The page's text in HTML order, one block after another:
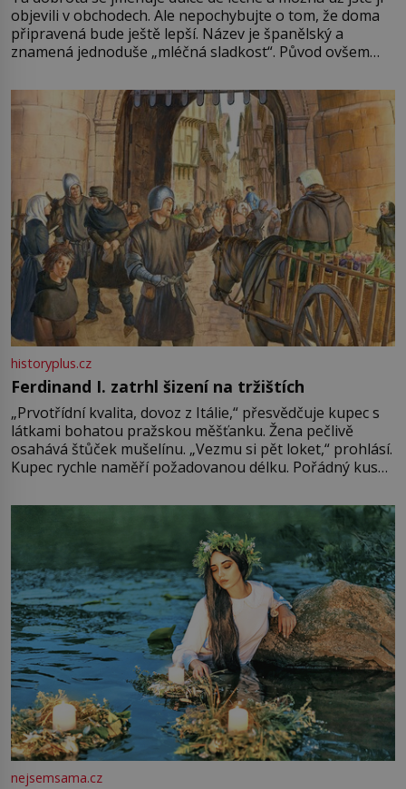
objevili v obchodech. Ale nepochybujte o tom, že doma
připravená bude ještě lepší. Název je španělský a
znamená jednoduše „mléčná sladkost“. Původ ovšem
pře hned několik latinskoamerických zemí a k tomu
Francie, kde se traduje,
historyplus.cz
Ferdinand I. zatrhl šizení na tržištích
„Prvotřídní kvalita, dovoz z Itálie,“ přesvědčuje kupec s
látkami bohatou pražskou měšťanku. Žena pečlivě
osahává štůček mušelínu. „Vezmu si pět loket,“ prohlásí.
Kupec rychle naměří požadovanou délku. Pořádný kus
milostpaní. Stačí jenom na sukni,“ zhodnotí švadlena
množství růžového mušelínu. „Ošidili vás, podívejte.“
Vezme do ruky dřevěnou
nejsemsama.cz